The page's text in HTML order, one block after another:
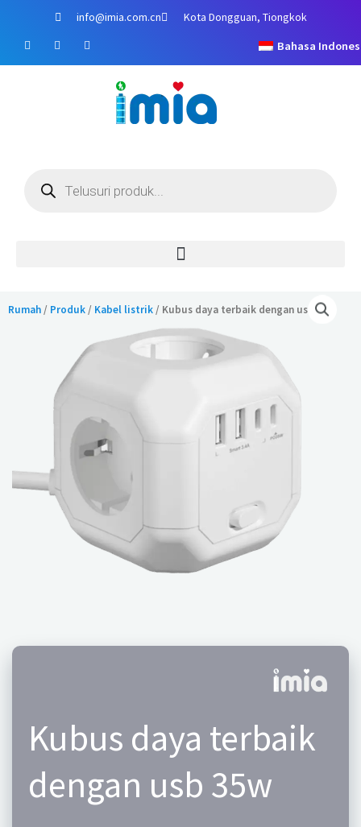
konten
info@imia.com.cn Kota Dongguan, Tiongkok
F
a
c
Y
o
u
I
n
s
Bahasa
Rumah/ Produk/ Kabel listrik/ Kubus daya terbaik dengan usb 35w
Kubus daya terbaik
dengan usb 35w